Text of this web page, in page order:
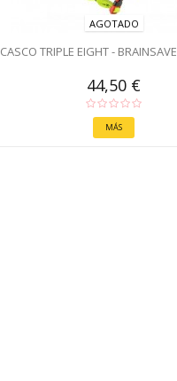
AGOTADO
CASCO TRIPLE EIGHT -
44,50 €
MÁS